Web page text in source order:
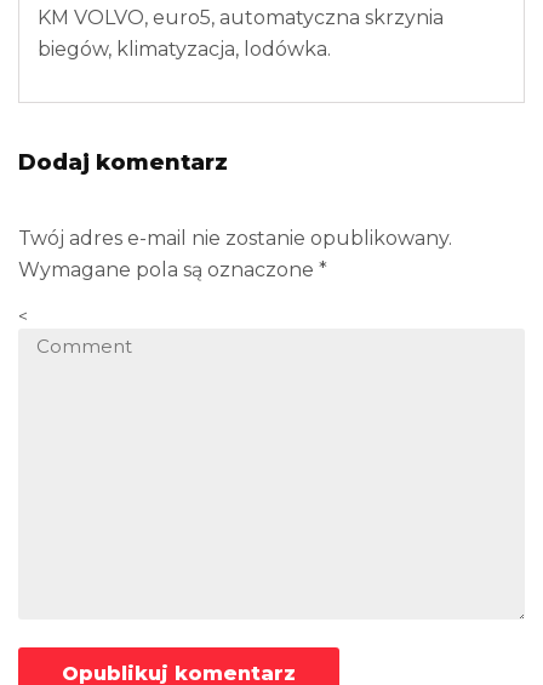
KM VOLVO, euro5, automatyczna skrzynia
biegów, klimatyzacja, lodówka.
Dodaj komentarz
Twój adres e-mail nie zostanie opublikowany.
Wymagane pola są oznaczone *
<